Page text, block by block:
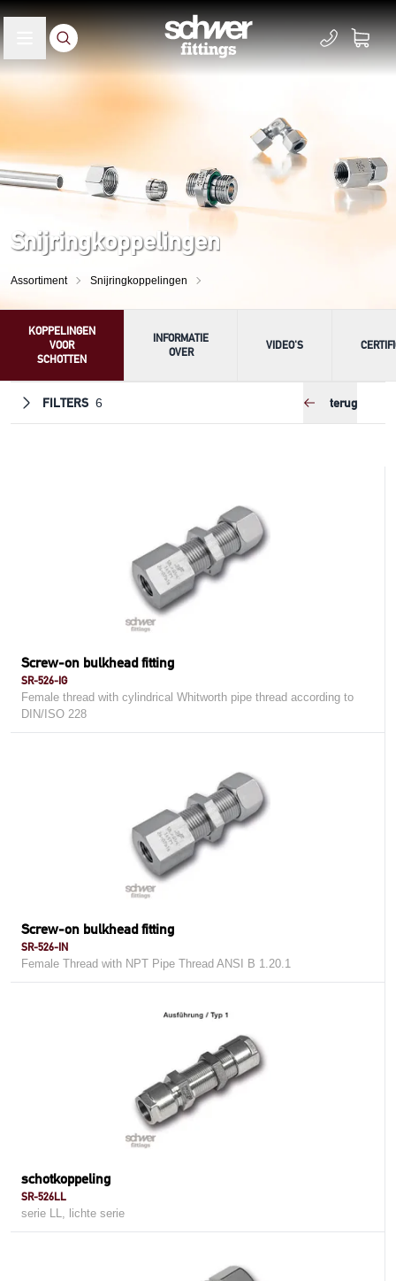
Snijringkoppelingen
Assortiment Snijringkoppelingen
KOPPELINGEN
VOOR
SCHOTTEN
INFORMATIE
OVER
VIDEO'S
FILTERS 6 terug
Screw-on bulkhead fitting
SR-526-IG
Female thread with cylindrical Whitworth pipe thread according to
DIN/ISO 228
Screw-on bulkhead fitting
SR-526-IN
Female Thread with NPT Pipe Thread ANSI B 1.20.1
schotkoppeling
SR-526LL
serie LL, lichte serie